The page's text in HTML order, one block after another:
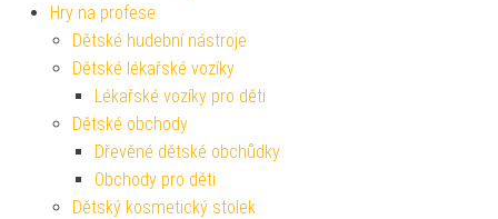
Hry na profese
Dětské hudební nástroje
Dětské lékařské vozíky
Lékařské vozíky pro děti
Dětské obchody
Dřevěné dětské obchůdky
Obchody pro děti
Dětský kosmetický stolek